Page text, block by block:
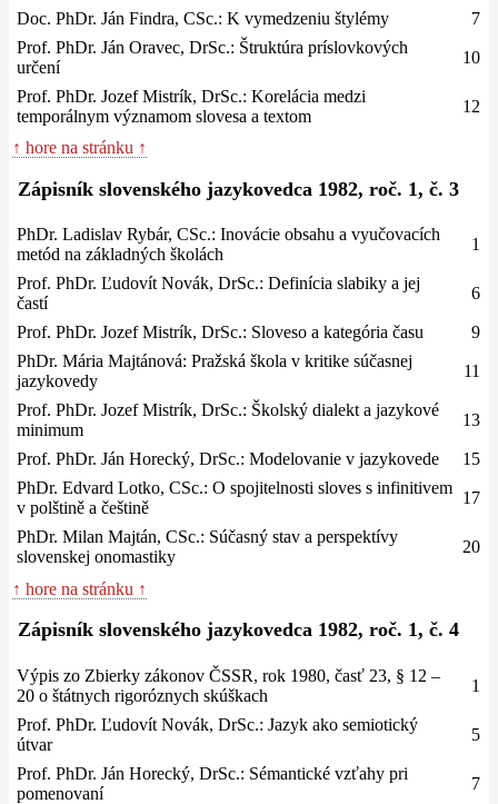
Doc. PhDr. Ján Findra, CSc.: K vymedzeniu štylémy
7
Prof. PhDr. Ján Oravec, DrSc.: Štruktúra príslovkových
určení
10
Prof. PhDr. Jozef Mistrík, DrSc.: Korelácia medzi
temporálnym významom slovesa a textom
12
↑ hore na stránku ↑
Zápisník slovenského jazykovedca 1982, roč. 1, č. 3
PhDr. Ladislav Rybár, CSc.: Inovácie obsahu a vyučovacích
metód na základných školách
1
Prof. PhDr. Ľudovít Novák, DrSc.: Definícia slabiky a jej
častí
6
Prof. PhDr. Jozef Mistrík, DrSc.: Sloveso a kategória času
9
PhDr. Mária Majtánová: Pražská škola v kritike súčasnej
jazykovedy
11
Prof. PhDr. Jozef Mistrík, DrSc.: Školský dialekt a jazykové
minimum
13
Prof. PhDr. Ján Horecký, DrSc.: Modelovanie v jazykovede
15
PhDr. Edvard Lotko, CSc.: O spojitelnosti sloves s infinitivem
v polštině a češtině
17
PhDr. Milan Majtán, CSc.: Súčasný stav a perspektívy
slovenskej onomastiky
20
↑ hore na stránku ↑
Zápisník slovenského jazykovedca 1982, roč. 1, č. 4
Výpis zo Zbierky zákonov ČSSR, rok 1980, časť 23, § 12 –
20 o štátnych rigoróznych skúškach
1
Prof. PhDr. Ľudovít Novák, DrSc.: Jazyk ako semiotický
útvar
5
Prof. PhDr. Ján Horecký, DrSc.: Sémantické vzťahy pri
pomenovaní
7